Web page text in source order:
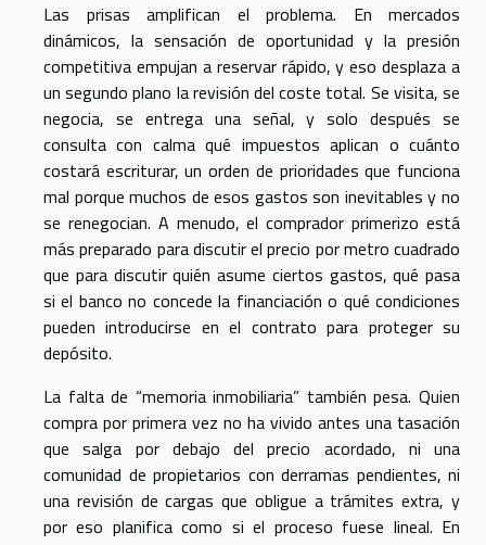
Las prisas amplifican el problema. En mercados
dinámicos, la sensación de oportunidad y la presión
competitiva empujan a reservar rápido, y eso desplaza a
un segundo plano la revisión del coste total. Se visita, se
negocia, se entrega una señal, y solo después se
consulta con calma qué impuestos aplican o cuánto
costará escriturar, un orden de prioridades que funciona
mal porque muchos de esos gastos son inevitables y no
se renegocian. A menudo, el comprador primerizo está
más preparado para discutir el precio por metro cuadrado
que para discutir quién asume ciertos gastos, qué pasa
si el banco no concede la financiación o qué condiciones
pueden introducirse en el contrato para proteger su
depósito.
La falta de “memoria inmobiliaria” también pesa. Quien
compra por primera vez no ha vivido antes una tasación
que salga por debajo del precio acordado, ni una
comunidad de propietarios con derramas pendientes, ni
una revisión de cargas que obligue a trámites extra, y
por eso planifica como si el proceso fuese lineal. En